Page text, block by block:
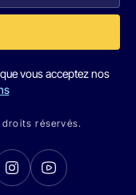
vous acceptez nos
réservés.